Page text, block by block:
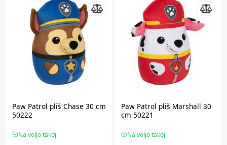
Paw Patrol pliš Chase 30 cm
50222
Na voljo takoj
Paw Patrol pliš Marshall 30
cm 50221
Na voljo takoj